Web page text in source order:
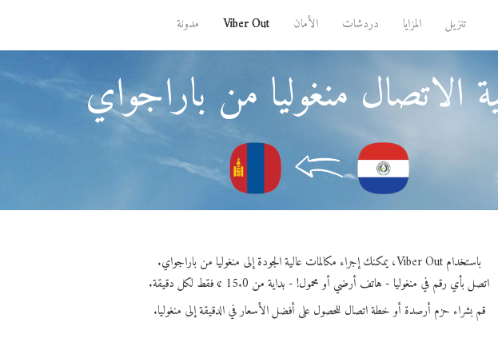
تنزيل المزايا دردشات الأمان Viber Out مدونة
الاتصال منغوليا من باراجواي
باستخدام Viber Out، يمكنك إجراء مكالمات عالية الجودة إلى منغوليا من باراجواي.
اتصل بأي رقم في منغوليا - هاتف أرضي أو محمول! - بداية من 15.0 ¢ فقط لكل دقيقة.
قم بشراء حزم أرصدة أو خطة اتصال للحصول على أفضل الأسعار في الدقيقة إلى منغوليا.